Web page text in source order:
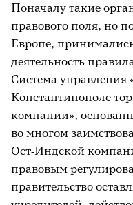
Поначалу такие
правового поля, но
Европе,
деятельность
Система управления
Константинополе
компании»,
во многом
Ост‑Индской
правовым
правительство